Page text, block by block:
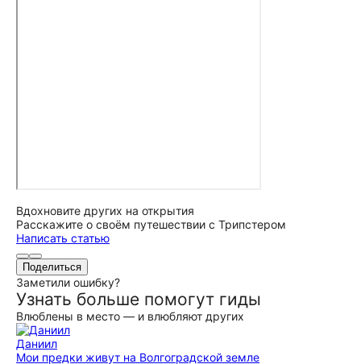
Вдохновите других на открытия
Расскажите о своём путешествии с Трипстером
Написать статью
Поделиться
Заметили ошибку?
Узнать больше помогут гиды
Влюблены в место — и влюбляют других
Даниил
Мои предки живут на Волгоградской земле